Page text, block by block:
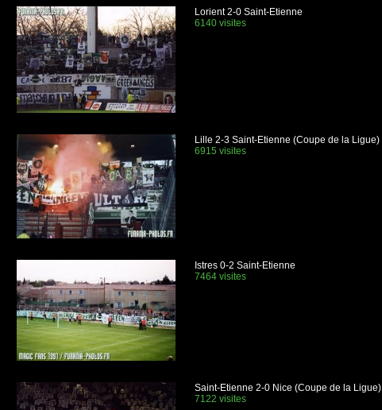
Lorient 2-0 Saint-Etienne
6140 visites
Lille 2-3 Saint-Etienne (Coupe de la Ligue)
6915 visites
Istres 0-2 Saint-Etienne
7464 visites
Saint-Etienne 2-0 Nice (Coupe de la Ligue)
7122 visites